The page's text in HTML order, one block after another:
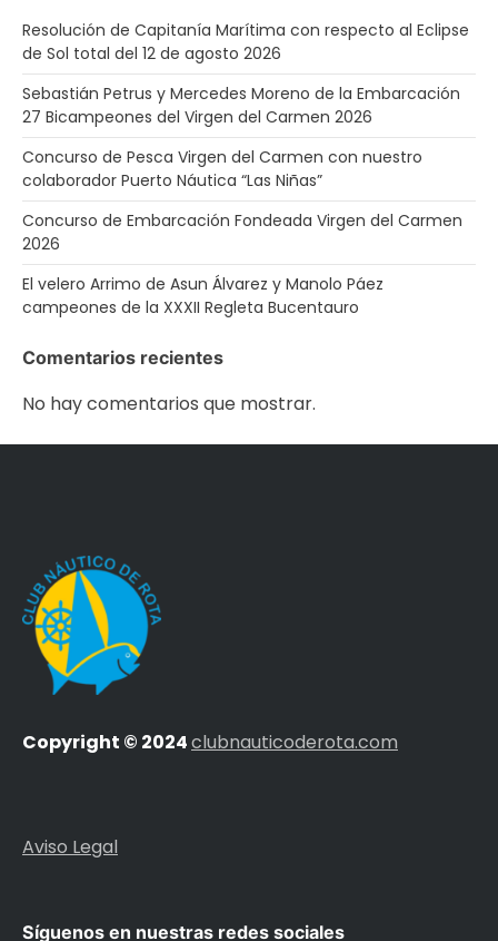
Resolución de Capitanía Marítima con respecto al Eclipse
de Sol total del 12 de agosto 2026
Sebastián Petrus y Mercedes Moreno de la Embarcación
27 Bicampeones del Virgen del Carmen 2026
Concurso de Pesca Virgen del Carmen con nuestro
colaborador Puerto Náutica “Las Niñas”
Concurso de Embarcación Fondeada Virgen del Carmen
2026
El velero Arrimo de Asun Álvarez y Manolo Páez
campeones de la XXXII Regleta Bucentauro
Comentarios recientes
No hay comentarios que mostrar.
Copyright © 2024clubnauticoderota.com
Aviso Legal
Síguenos en nuestras redes sociales